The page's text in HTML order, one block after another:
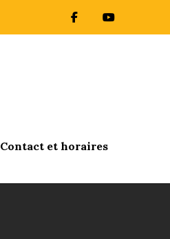
Contact et horaires